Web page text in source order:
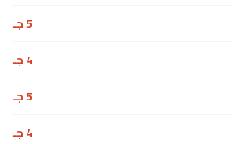
5 جـ
4 جـ
5 جـ
4 جـ